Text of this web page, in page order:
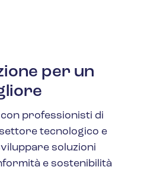
per un
professionisti di
tecnologico e
soluzioni
e sostenibilità